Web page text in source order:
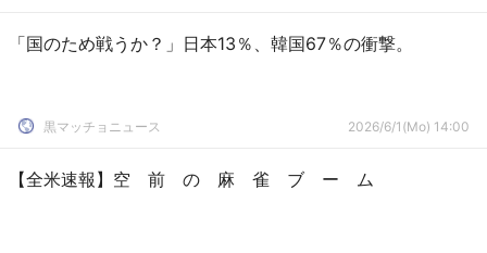
「国のため戦うか？」日本13％、韓国67％の衝撃。
黒マッチョニュース 2026/6/1(Mo) 14:00
【全米速報】空 前 の 麻 雀 ブ ー ム